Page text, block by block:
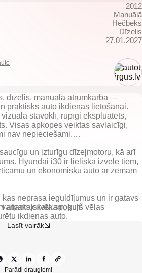
2012
Manuālā
Hečbeks
Dīzelis
27.01.2027
dīzelis, manuālā ātrumkārba —
praktisks auto ikdienas lietošanai.
stāvoklī, rūpīgi ekspluatēts,
Visas apkopes veiktas savlaicīgi,
nav nepieciešami.
un izturīgu dīzeļmotoru, kā arī
Hyundai i30 ir lieliska izvēle tiem,
un ekonomisku auto ar zemām
atpakaļskata spoguļi
stūre
neprasa ieguldījumus un ir gatavs
cilvēkam, kurš vēlas
ikdienas auto.
Lasīt vairāk
Parādi draugiem!